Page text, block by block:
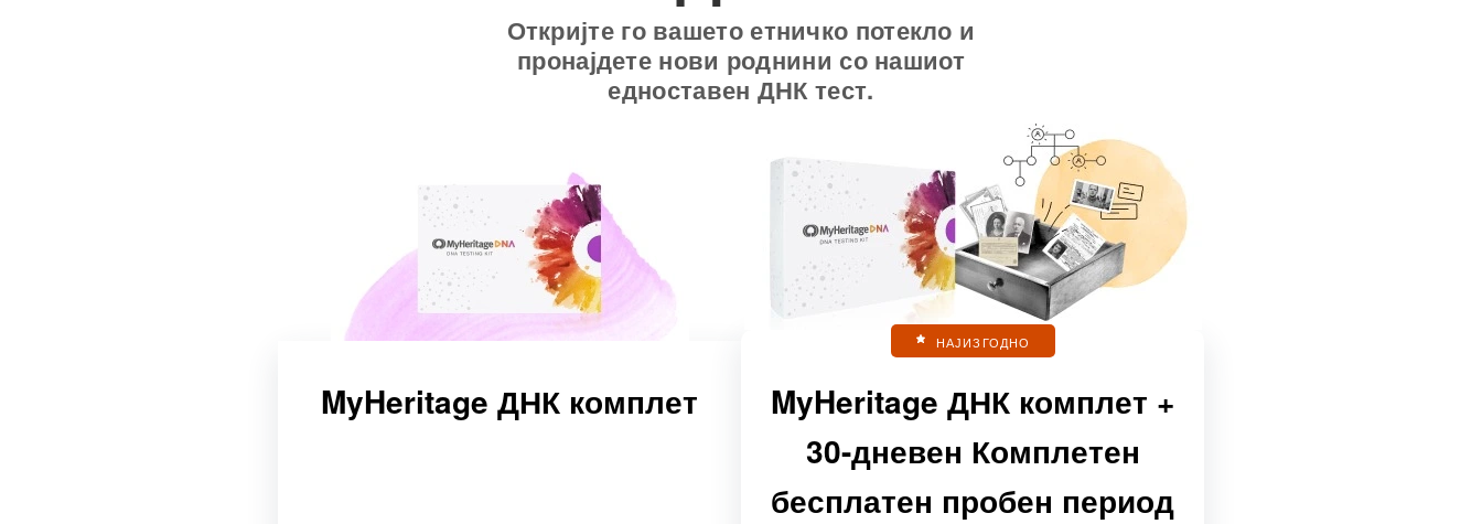
Откријте го вашето етничко потекло и
пронајдете нови роднини со нашиот
едноставен ДНК тест.
MyHeritage ДНК комплет
НАЈИЗГОДНО
MyHeritage ДНК комплет +
30-дневен Комплетен
бесплатен пробен период